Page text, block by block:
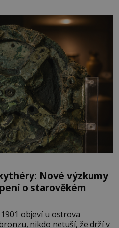
Nové výzkumy
o starověkém
objeví u ostrova
nikdo netuší, že drží v